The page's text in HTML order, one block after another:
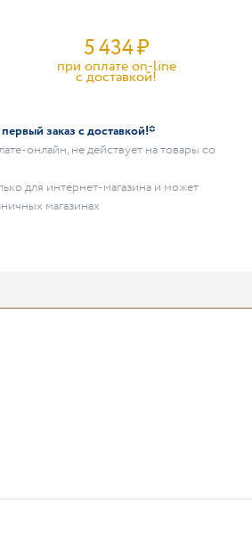
5 434₽
при оплате on-line
c доставкой!
заказ с доставкой!*
онлайн, не действует на товары со
для интернет-магазина и может
магазинах